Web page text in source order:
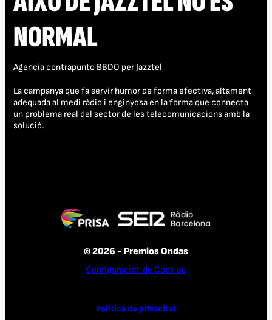
NORMAL
Agencia contrapunto BBDO per Jazztel
La campanya que fa servir humor de forma efectiva, altament
adequada al medi ràdio i enginyosa en la forma que connecta
un problema real del sector de les telecomunicacions amb la
solució.
© 2026 - Premios Ondas
Configuración de Cookies
Política de privacitat